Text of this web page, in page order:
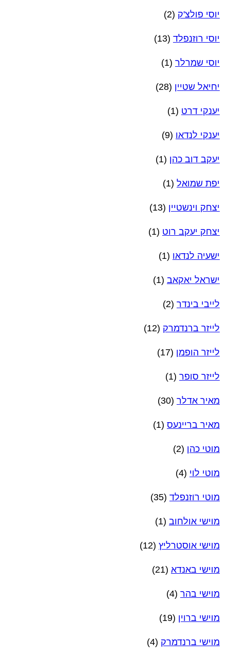
יוסי פולצ'ק (2)
יוסי רוזנפלד (13)
יוסי שמרלר (1)
יחיאל שטיין (28)
יענקי דרט (1)
יענקי לנדאו (9)
יעקב דוב כהן (1)
יפת שמואל (1)
יצחק וינשטיין (13)
יצחק יעקב רוט (1)
ישעיה לנדאו (1)
ישראל יאקאב (1)
לייבי בינדר (2)
לייזר ברנדמרק (12)
לייזר הופמן (17)
לייזר סופר (1)
מאיר אדלר (30)
מאיר בריינעס (1)
מוטי כהן (2)
מוטי לוי (4)
מוטי רוזנפלד (35)
מוישי אולחוב (1)
מוישי אוסטרליץ (12)
מוישי באנדא (21)
מוישי בהר (4)
מוישי ברוין (19)
מוישי ברנדמרק (4)